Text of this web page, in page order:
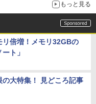
もっと見る
リ倍増！メモリ32GBの
ト」
の大特集！ 見どころ記事